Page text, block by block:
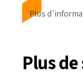
Plus
Plus